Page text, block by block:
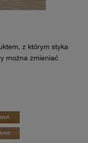
z którym styka
można zmieniać